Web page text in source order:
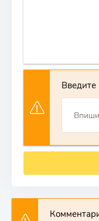
Введите